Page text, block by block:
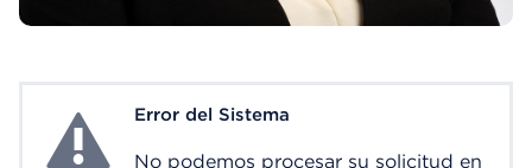
System ErrorError del Sistema
No podemos procesar su solicitud en